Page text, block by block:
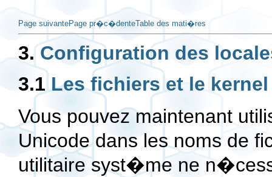
Page suivantePage pr�c�denteTable des mati�res
3. Configuration des
3.1 Les fichiers et le kernel
Vous pouvez maintenant
Unicode dans les noms de
utilitaire syst�me ne